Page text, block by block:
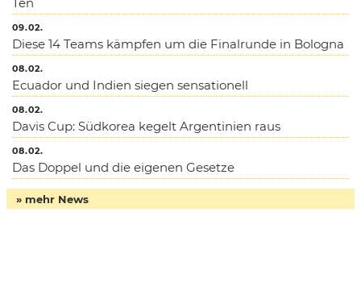
09.02.
Diese 14 Teams kämpfen um die Finalrunde in Bologna
08.02.
Ecuador und Indien siegen sensationell
08.02.
Davis Cup: Südkorea kegelt Argentinien raus
08.02.
Das Doppel und die eigenen Gesetze
» mehr News